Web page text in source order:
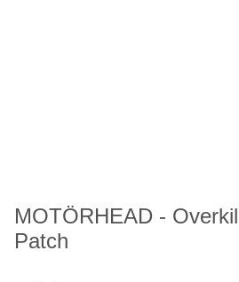
MOTÖRHEAD -
Patch